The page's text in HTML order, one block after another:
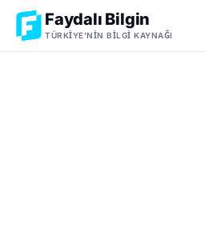
Faydalı Bilgin
TÜRKIYE'NIN BILGI KAYNAĞI